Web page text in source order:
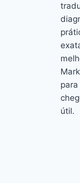
útil.